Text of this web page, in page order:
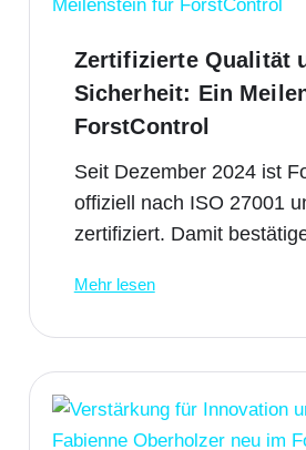
Zertifizierte Qualität
Sicherheit: Ein
ForstControl
Seit Dezember 2024 ist
offiziell nach ISO 27001
zertifiziert. Damit
Mehr lesen